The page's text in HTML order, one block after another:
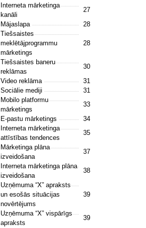
Interneta mārketinga
kanāli
27
Mājaslapa 28
Tiešsaistes
meklētājprogrammu
mārketings
28
Tiešsaistes baneru
reklāmas
30
Video reklāma
31
Sociālie mediji
31
Mobilo platformu
mārketings
33
E-pastu mārketings
34
Interneta mārketinga
attīstības tendences
35
Mārketinga plāna
izveidošana
37
Interneta mārketinga plāna
izveidošana
38
Uzņēmuma “X” apraksts
un esošās situācijas
novērtējums
39
Uzņēmuma “X” vispārīgs
apraksts
39